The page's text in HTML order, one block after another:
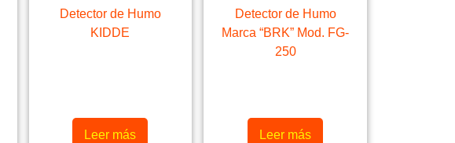
Detector de Humo
KIDDE
Leer más
Detector de Humo
Marca “BRK” Mod. FG-
250
Leer más